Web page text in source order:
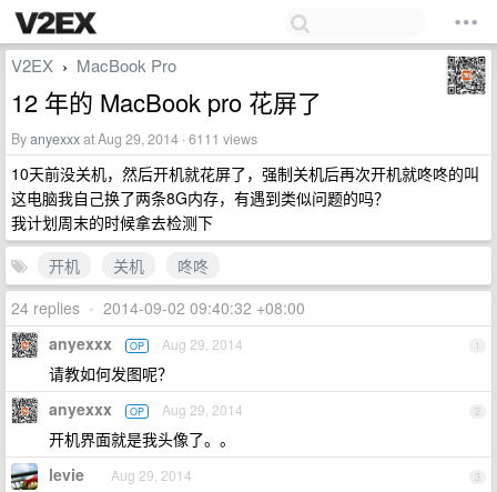
V2EX › MacBook Pro
12 年的 MacBook pro 花屏了
Byanyexxxat Aug 29, 2014 · 6111 views
10天前没关机，然后开机就花屏了，强制关机后再次开机就咚咚的叫
这电脑我自己换了两条8G内存，有遇到类似问题的吗？
我计划周末的时候拿去检测下
开机
关机
咚咚
24 replies • 2014-09-02 09:40:32 +08:00
1
anyexxx OP Aug 29, 2014
请教如何发图呢？
2
anyexxx OP Aug 29, 2014
开机界面就是我头像了。。
3
levie Aug 29, 2014